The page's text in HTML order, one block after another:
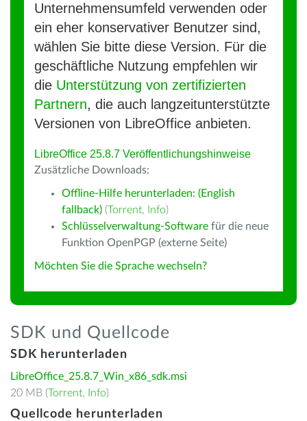
Unternehmensumfeld verwenden oder
ein eher konservativer Benutzer sind,
wählen Sie bitte diese Version. Für die
geschäftliche Nutzung empfehlen wir
die Unterstützung von zertifizierten
Partnern, die auch langzeitunterstützte
Versionen von LibreOffice anbieten.
LibreOffice 25.8.7 Veröffentlichungshinweise
Zusätzliche Downloads:
Offline-Hilfe herunterladen: (English
fallback) (Torrent, Info)
Schlüsselverwaltung-Software für die neue
Funktion OpenPGP (externe Seite)
Möchten Sie die Sprache wechseln?
SDK und Quellcode
SDK herunterladen
LibreOffice_25.8.7_Win_x86_sdk.msi
20 MB (Torrent, Info)
Quellcode herunterladen